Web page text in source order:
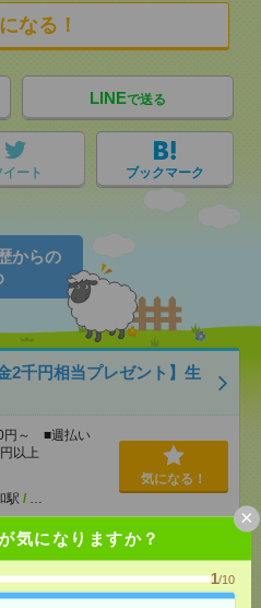
気になりますか？
1/10
×
なる！
LINEで送る
イート ブックマーク
からの
2千円相当プレゼント】生
円～ ■週払い
以上
駅 / …
気になる！
あちゃんのお散歩付き添